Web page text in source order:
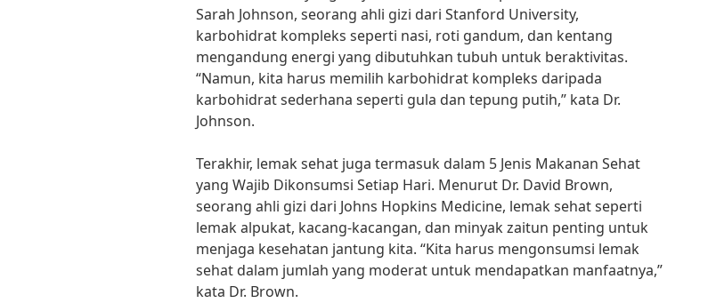
Sarah Johnson, seorang ahli gizi dari Stanford University,
karbohidrat kompleks seperti nasi, roti gandum, dan kentang
mengandung energi yang dibutuhkan tubuh untuk beraktivitas.
“Namun, kita harus memilih karbohidrat kompleks daripada
karbohidrat sederhana seperti gula dan tepung putih,” kata Dr.
Johnson.
Terakhir, lemak sehat juga termasuk dalam 5 Jenis Makanan Sehat
yang Wajib Dikonsumsi Setiap Hari. Menurut Dr. David Brown,
seorang ahli gizi dari Johns Hopkins Medicine, lemak sehat seperti
lemak alpukat, kacang-kacangan, dan minyak zaitun penting untuk
menjaga kesehatan jantung kita. “Kita harus mengonsumsi lemak
sehat dalam jumlah yang moderat untuk mendapatkan manfaatnya,”
kata Dr. Brown.